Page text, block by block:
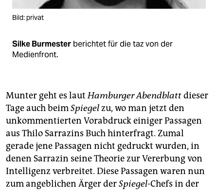
Bild: privat
Silke Burmester berichtet für die taz von der
Medienfront.
Munter geht es lautHamburger Abendblattdieser
Tage auch beimSpiegelzu, wo man jetzt den
unkommentierten Vorabdruck einiger Passagen
aus Thilo Sarrazins Buch hinterfragt. Zumal
gerade jene Passagen nicht gedruckt wurden, in
denen Sarrazin seine Theorie zur Vererbung von
Intelligenz verbreitet. Diese Passagen waren nun
zum angeblichen Ärger derSpiegel-Chefs in der